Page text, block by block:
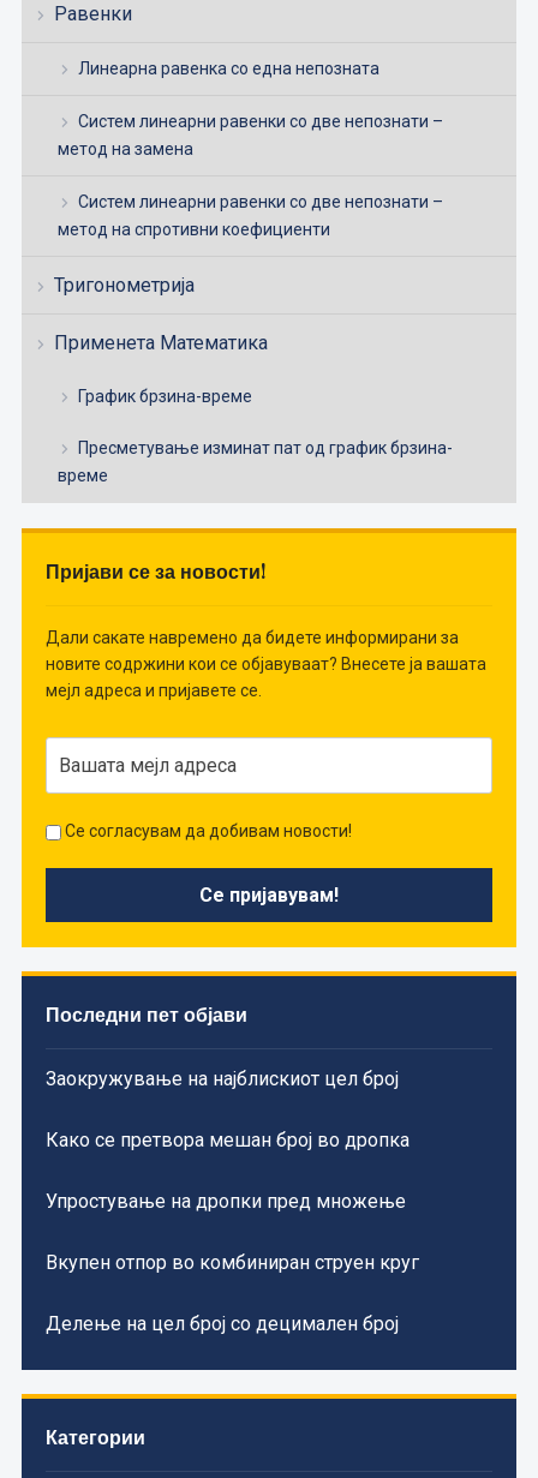
Равенки
Линеарна равенка со една непозната
Систем линеарни равенки со две непознати –
метод на замена
Систем линеарни равенки со две непознати –
метод на спротивни коефициенти
Тригонометрија
Применета Математика
График брзина-време
Пресметување изминат пат од график брзина-
време
Пријави се за новости!
Дали сакате навремено да бидете информирани за
новите содржини кои се објавуваат? Внесете ја вашата
мејл адреса и пријавете се.
Се согласувам да добивам новости!
Последни пет објави
Заокружување на најблискиот цел број
Како се претвора мешан број во дропка
Упростување на дропки пред множење
Вкупен отпор во комбиниран струен круг
Делење на цел број со децимален број
Категории